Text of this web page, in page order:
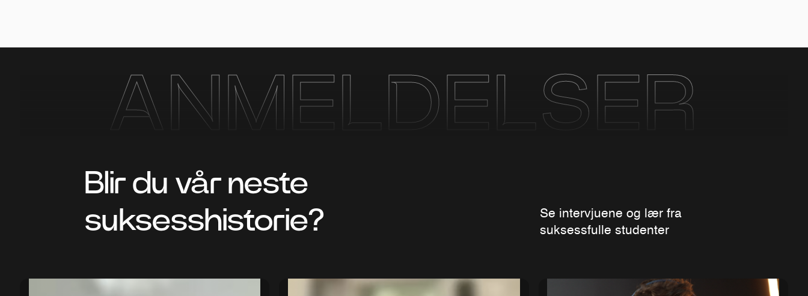
ANMELDELSER
Blir du vår neste
suksesshistorie?
Se intervjuene og lær fra
suksessfulle studenter